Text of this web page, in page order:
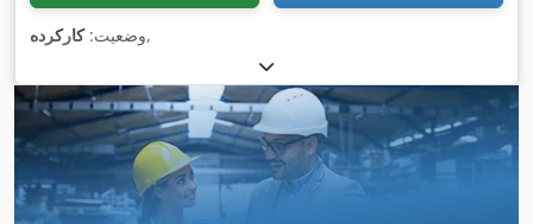
وضعیت:کارکرده ,